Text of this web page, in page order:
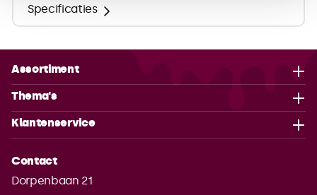
Specificaties
Assortiment
Thema's
Klantenservice
Contact
Dorpenbaan 21